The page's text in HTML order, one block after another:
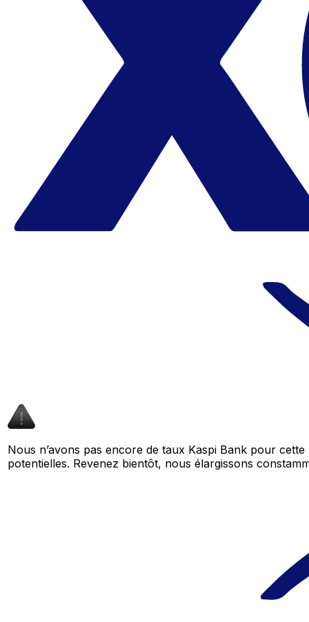
Nous n’avons pas encore de taux Kaspi Bank pour
potentielles. Revenez bientôt, nous élargissons